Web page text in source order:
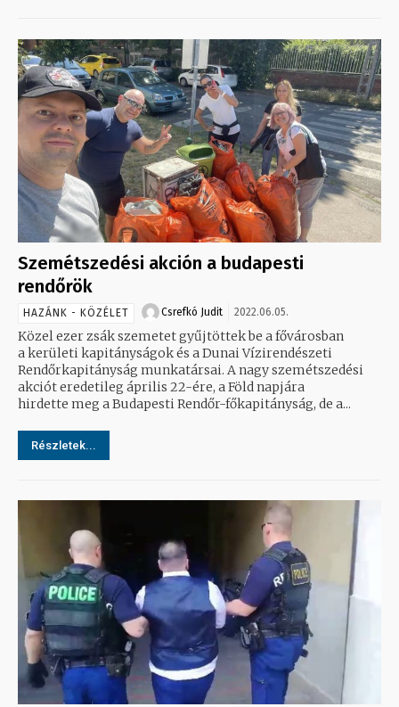
Szemétszedési akción a budapesti
rendőrök
HAZÁNK - KÖZÉLET Csrefkó Judit 2022.06.05.
Közel ezer zsák szemetet gyűjtöttek be a fővárosban
a kerületi kapitányságok és a Dunai Vízirendészeti
Rendőrkapitányság munkatársai. A nagy szemétszedési
akciót eredetileg április 22-ére, a Föld napjára
hirdette meg a Budapesti Rendőr-főkapitányság, de a...
Részletek...